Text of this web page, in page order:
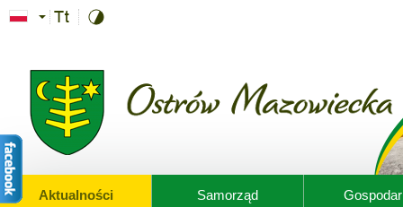
Przejdź do treści
Aktualności Samorząd